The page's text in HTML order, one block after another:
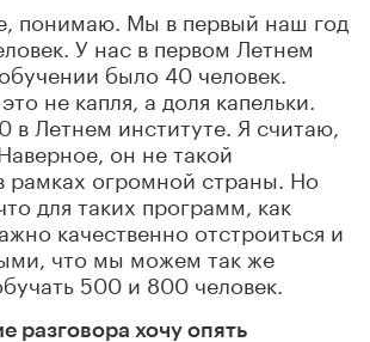
понимаю. Мы в первый наш год
У нас в первом Летнем
было 40 человек.
не капля, а доля капельки.
в Летнем институте. Я считаю,
он не такой
огромной страны. Но
для таких программ, как
качественно отстроиться и
что мы можем так же
500 и 800 человек.
разговора хочу опять